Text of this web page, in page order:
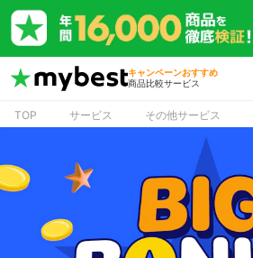
キャンペーンおすすめ
商品比較サービス
TOP サービス その他サービス